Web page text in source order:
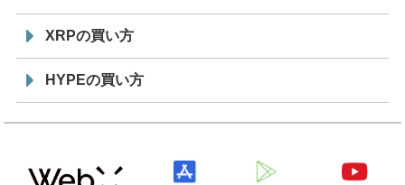
XRPの買い方
HYPEの買い方